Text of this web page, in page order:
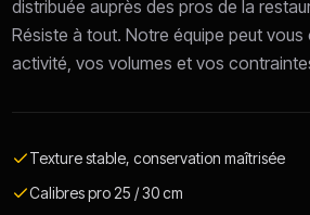
distribuée auprès des pros de la
Résiste à tout. Notre équipe peut
activité, vos volumes et vos
Texture stable, conservation maîtrisée
Calibres pro 25 / 30 cm